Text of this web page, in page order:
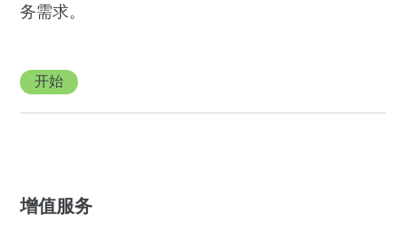
务需求。
开始
增值服务